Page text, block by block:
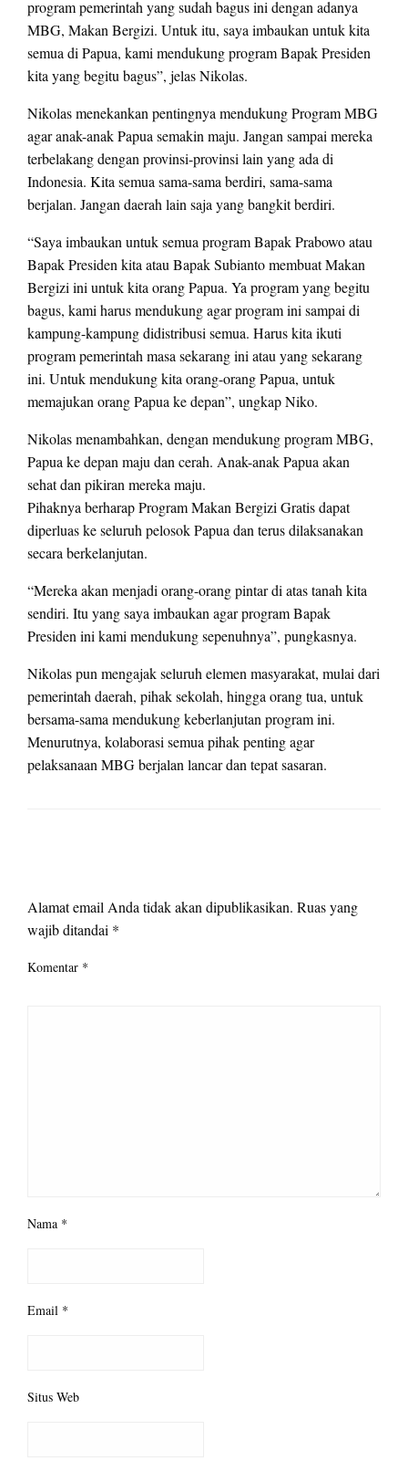
program pemerintah yang sudah bagus ini dengan adanya
MBG, Makan Bergizi. Untuk itu, saya imbaukan untuk kita
semua di Papua, kami mendukung program Bapak Presiden
kita yang begitu bagus”, jelas Nikolas.
Nikolas menekankan pentingnya mendukung Program MBG
agar anak-anak Papua semakin maju. Jangan sampai mereka
terbelakang dengan provinsi-provinsi lain yang ada di
Indonesia. Kita semua sama-sama berdiri, sama-sama
berjalan. Jangan daerah lain saja yang bangkit berdiri.
“Saya imbaukan untuk semua program Bapak Prabowo atau
Bapak Presiden kita atau Bapak Subianto membuat Makan
Bergizi ini untuk kita orang Papua. Ya program yang begitu
bagus, kami harus mendukung agar program ini sampai di
kampung-kampung didistribusi semua. Harus kita ikuti
program pemerintah masa sekarang ini atau yang sekarang
ini. Untuk mendukung kita orang-orang Papua, untuk
memajukan orang Papua ke depan”, ungkap Niko.
Nikolas menambahkan, dengan mendukung program MBG,
Papua ke depan maju dan cerah. Anak-anak Papua akan
sehat dan pikiran mereka maju.
Pihaknya berharap Program Makan Bergizi Gratis dapat
diperluas ke seluruh pelosok Papua dan terus dilaksanakan
secara berkelanjutan.
“Mereka akan menjadi orang-orang pintar di atas tanah kita
sendiri. Itu yang saya imbaukan agar program Bapak
Presiden ini kami mendukung sepenuhnya”, pungkasnya.
Nikolas pun mengajak seluruh elemen masyarakat, mulai dari
pemerintah daerah, pihak sekolah, hingga orang tua, untuk
bersama-sama mendukung keberlanjutan program ini.
Menurutnya, kolaborasi semua pihak penting agar
pelaksanaan MBG berjalan lancar dan tepat sasaran.
Alamat email Anda tidak akan dipublikasikan. Ruas yang
wajib ditandai *
Komentar *
Nama *
Email *
Situs Web